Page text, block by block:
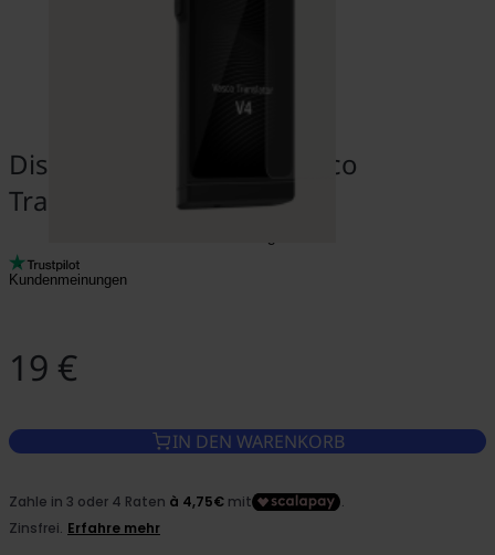
Displayschutzfolie für Vasco
Translator V4
Kundenmeinungen
19 €
IN DEN WARENKORB